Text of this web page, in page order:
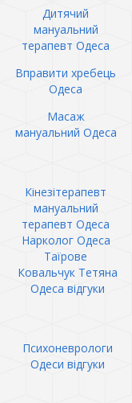
Дитячий
мануальний
терапевт Одеса
Вправити хребець
Одеса
Масаж
мануальний Одеса
Кінезітерапевт
мануальний
терапевт Одеса
Нарколог Одеса
Таїрове
Ковальчук Тетяна
Одеса відгуки
Психоневрологи
Одеси відгуки